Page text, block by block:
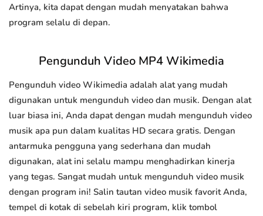
Artinya, kita dapat dengan mudah menyatakan bahwa
program selalu di depan.
Pengunduh Video MP4 Wikimedia
Pengunduh video Wikimedia adalah alat yang mudah
digunakan untuk mengunduh video dan musik. Dengan alat
luar biasa ini, Anda dapat dengan mudah mengunduh video
musik apa pun dalam kualitas HD secara gratis. Dengan
antarmuka pengguna yang sederhana dan mudah
digunakan, alat ini selalu mampu menghadirkan kinerja
yang tegas. Sangat mudah untuk mengunduh video musik
dengan program ini! Salin tautan video musik favorit Anda,
tempel di kotak di sebelah kiri program, klik tombol